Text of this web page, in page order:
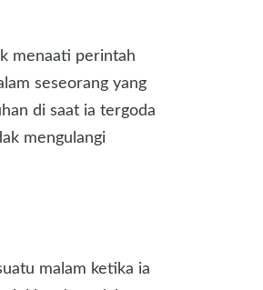
menaati perintah
seseorang yang
di saat ia tergoda
mengulangi
malam ketika ia